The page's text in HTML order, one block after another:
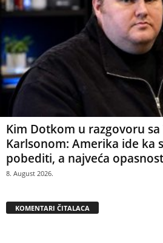
Kim Dotkom u razgovoru
Karlsonom: Amerika ide ka
pobediti, a najveća
8. August 2026.
KOMENTARI ČITALACA